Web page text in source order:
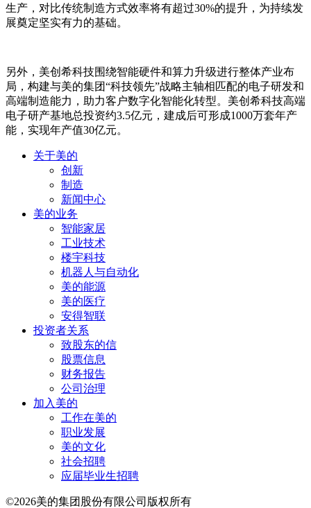
生产，对比传统制造方式效率将有超过30%的提升，为持续发
展奠定坚实有力的基础。
另外，美创希科技围绕智能硬件和算力升级进行整体产业布
局，构建与美的集团“科技领先”战略主轴相匹配的电子研发和
高端制造能力，助力客户数字化智能化转型。美创希科技高端
电子研产基地总投资约3.5亿元，建成后可形成1000万套年产
能，实现年产值30亿元。
关于美的
创新
制造
新闻中心
美的业务
智能家居
工业技术
楼宇科技
机器人与自动化
美的能源
美的医疗
安得智联
投资者关系
致股东的信
股票信息
财务报告
公司治理
加入美的
工作在美的
职业发展
美的文化
社会招聘
应届毕业生招聘
©2026美的集团股份有限公司版权所有